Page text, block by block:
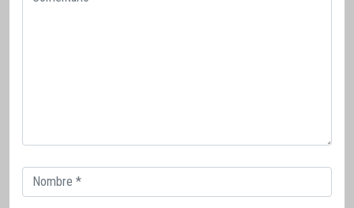
Correo
electrónico